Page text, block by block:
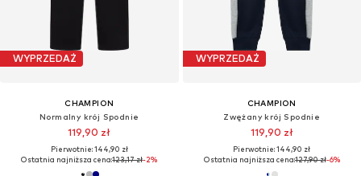
WYPRZEDAŻ
CHAMPION
Normalny krój Spodnie
119,90 zł
Pierwotnie: 144,90 zł
Ostatnia najniższa cena:123,17 zł-2%
WYPRZEDAŻ
CHAMPION
Zwężany krój Spodnie
119,90 zł
Pierwotnie: 144,90 zł
Ostatnia najniższa cena:127,90 zł-6%